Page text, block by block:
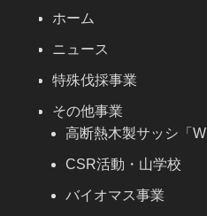
ホーム
ニュース
特殊伐採事業
その他事業
高断熱木製サッシ「W
CSR活動・山学校
バイオマス事業